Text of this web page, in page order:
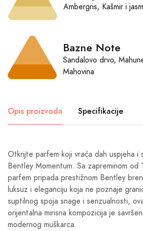
Ambergris, Kašmir i
Bazne Note
Sandalovo drvo,
Mahovina
Opis proizvoda Specifikacije
Otkrijte parfem koji vraća dah uspjeha i
Bentley Momentum. Sa zapreminom od
parfem pripada prestižnom Bentley
luksuz i eleganciju koja ne poznaje
suptilnog spoja snage i senzualnosti,
orijentalna mirisna kompozicija je
modernog muškarca.